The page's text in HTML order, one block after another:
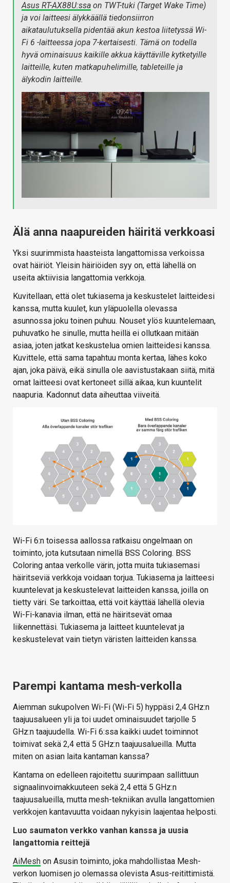
Asus RT-AX88U:ssa on TWT-tuki (Target Wake Time)
ja voi laitteesi älykkäällä tiedonsiirron
aikataulutuksella pidentää akun kestoa liitetyssä Wi-
Fi 6 -laitteessa jopa 7-kertaisesti. Tämä on todella
hyvä ominaisuus kaikille akkua käyttäville kytketyille
laitteille, kuten matkapuhelimille, tableteille ja
älykodin laitteille.
Älä anna naapureiden häiritä verkkoasi
Yksi suurimmista haasteista langattomissa verkoissa
ovat häiriöt. Yleisin häiriöiden syy on, että lähellä on
useita aktiivisia langattomia verkkoja.
Kuvitellaan, että olet tukiasema ja keskustelet laitteidesi
kanssa, mutta kuulet, kun yläpuolella olevassa
asunnossa joku toinen puhuu. Nouset ylös kuuntelemaan,
puhuvatko he sinulle, mutta heillä ei ollutkaan mitään
asiaa, joten jatkat keskustelua omien laitteidesi kanssa.
Kuvittele, että sama tapahtuu monta kertaa, lähes koko
ajan, joka päivä, eikä sinulla ole aavistustakaan siitä, mitä
omat laitteesi ovat kertoneet sillä aikaa, kun kuuntelit
naapuria. Kadonnut data aiheuttaa viiveitä.
Wi-Fi 6:n toisessa aallossa ratkaisu ongelmaan on
toiminto, jota kutsutaan nimellä BSS Coloring. BSS
Coloring antaa verkolle värin, jotta muita tukiasemasi
häiritseviä verkkoja voidaan torjua. Tukiasema ja laitteesi
kuuntelevat ja keskustelevat laitteiden kanssa, joilla on
tietty väri. Se tarkoittaa, että voit käyttää lähellä olevia
Wi-Fi-kanavia ilman, että ne häiritsevät omaa
liikennettäsi. Tukiasema ja laitteet kuuntelevat ja
keskustelevat vain tietyn väristen laitteiden kanssa.
Parempi kantama mesh-verkolla
Aiemman sukupolven Wi-Fi (Wi-Fi 5) hyppäsi 2,4 GHz:n
taajuusalueen yli ja toi uudet ominaisuudet tarjolle 5
GHz:n taajuudella. Wi-Fi 6:ssa kaikki uudet toiminnot
toimivat sekä 2,4 että 5 GHz:n taajuusalueilla. Mutta
miten on asian laita kantaman kanssa?
Kantama on edelleen rajoitettu suurimpaan sallittuun
signaalinvoimakkuuteen sekä 2,4 että 5 GHz:n
taajuusalueilla, mutta mesh-tekniikan avulla langattomien
verkkojen kantavuutta voidaan nykyisin laajentaa helposti.
Luo saumaton verkko vanhan kanssa ja uusia
langattomia reittejä
AiMesh on Asusin toiminto, joka mahdollistaa Mesh-
verkon luomisen jo olemassa olevista Asus-reitittimistä.